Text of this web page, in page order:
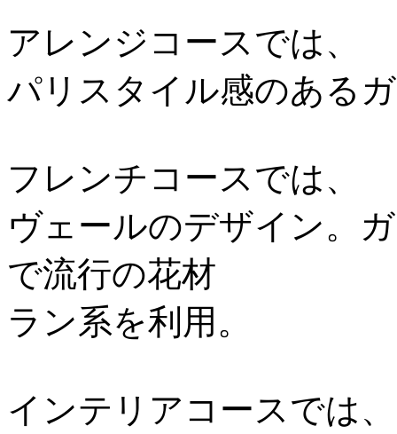
アレンジコースでは、
パリスタイル感のある
フレンチコースでは、
ヴェールのデザイン。
で流行の花材
ラン系を利用。
インテリアコースでは、